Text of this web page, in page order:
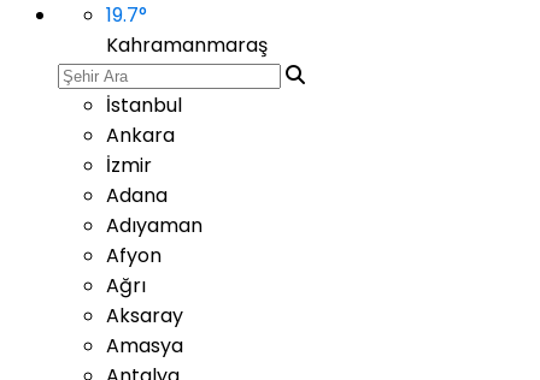
19.7°
Kahramanmaraş
İstanbul
Ankara
İzmir
Adana
Adıyaman
Afyon
Ağrı
Aksaray
Amasya